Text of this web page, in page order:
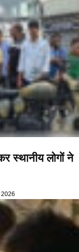
स्थानीय लोगों ने